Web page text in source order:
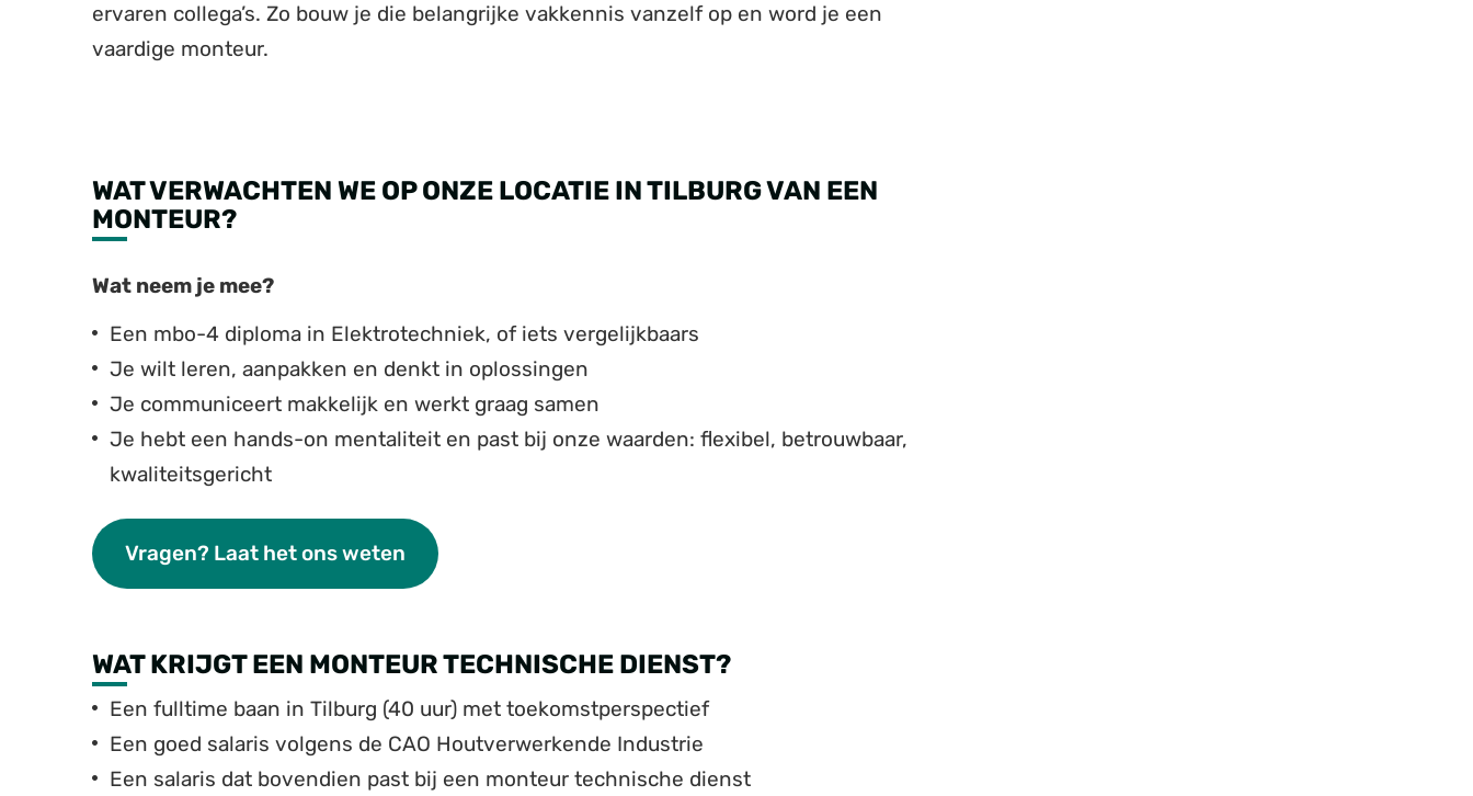
ervaren collega’s. Zo bouw je die belangrijke vakkennis vanzelf op en word je een
vaardige monteur.
WAT VERWACHTEN WE OP ONZE LOCATIE IN TILBURG VAN EEN
MONTEUR?
Wat neem je mee?
Een mbo-4 diploma in Elektrotechniek, of iets vergelijkbaars
Je wilt leren, aanpakken en denkt in oplossingen
Je communiceert makkelijk en werkt graag samen
Je hebt een hands-on mentaliteit en past bij onze waarden: flexibel, betrouwbaar,
kwaliteitsgericht
Vragen? Laat het ons weten
WAT KRIJGT EEN MONTEUR TECHNISCHE DIENST?
Een fulltime baan in Tilburg (40 uur) met toekomstperspectief
Een goed salaris volgens de CAO Houtverwerkende Industrie
Een salaris dat bovendien past bij een monteur technische dienst